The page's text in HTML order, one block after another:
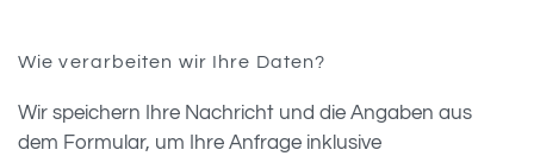
Wie verarbeiten wir Ihre Daten?
Wir speichern Ihre Nachricht und die Angaben aus
dem Formular, um Ihre Anfrage inklusive